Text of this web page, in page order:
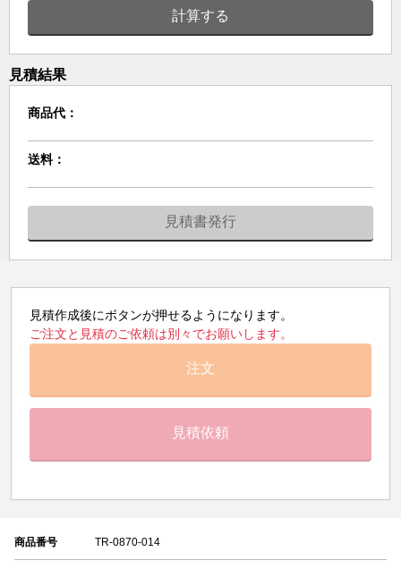
計算する
見積結果
商品代：
送料：
見積書発行
見積作成後にボタンが押せるようになります。
ご注文と見積のご依頼は別々でお願いします。
注文
見積依頼
商品番号 TR-0870-014